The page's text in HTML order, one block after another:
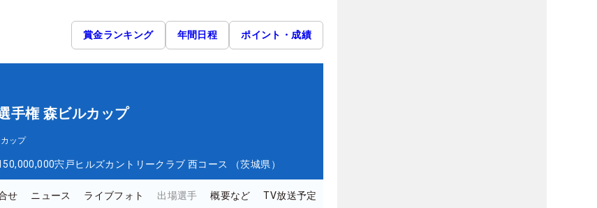
賞金ランキング 年間日程 ポイント・成績
手権 森ビルカップ
ップ
宍戸ヒルズカントリークラブ 西コース （茨城県）
せ ニュース ライブフォト 出場選手 概要など TV放送予定